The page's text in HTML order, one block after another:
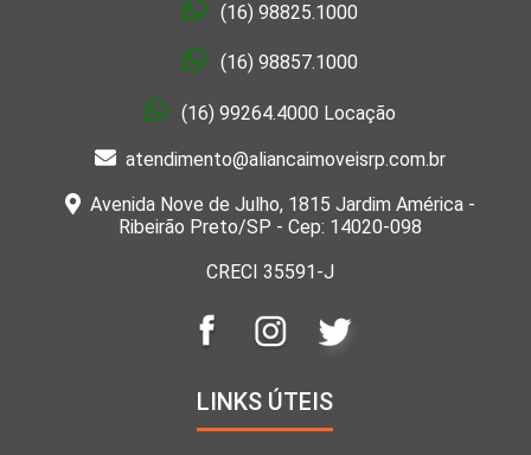
(16) 98825.1000
(16) 98857.1000
(16) 99264.4000 Locação
atendimento@aliancaimoveisrp.com.br
Avenida Nove de Julho, 1815 Jardim América -
Ribeirão Preto/SP - Cep: 14020-098
CRECI 35591-J
LINKS ÚTEIS